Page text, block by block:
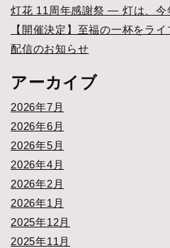
灯花 11周年感謝祭 ― 灯は、
【開催決定】至福の一杯をラ
配信のお知らせ
アーカイブ
2026年7月
2026年6月
2026年5月
2026年4月
2026年2月
2026年1月
2025年12月
2025年11月